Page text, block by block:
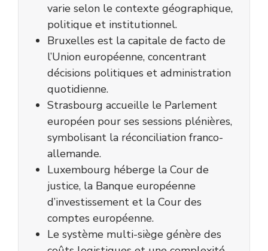
varie selon le contexte géographique,
politique et institutionnel.
Bruxelles est la capitale de facto de
l’Union européenne, concentrant
décisions politiques et administration
quotidienne.
Strasbourg accueille le Parlement
européen pour ses sessions plénières,
symbolisant la réconciliation franco-
allemande.
Luxembourg héberge la Cour de
justice, la Banque européenne
d’investissement et la Cour des
comptes européenne.
Le système multi-siège génère des